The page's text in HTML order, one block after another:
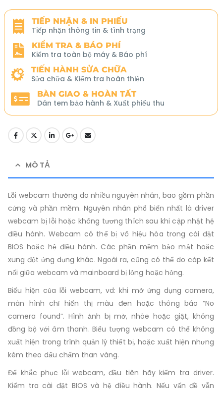
TIẾP NHẬN & IN PHIẾU
Tiếp nhận thông tin & tình trạng
KIỂM TRA & BÁO PHÍ
Kiểm tra toàn bộ máy & Báo phí
TIẾN HÀNH SỬA CHỮA
Sửa chữa & Kiểm tra hoàn thiện
BÀN GIAO & HOÀN TẤT
Dán tem bảo hành & Xuất phiếu thu
MÔ TẢ
Lỗi webcam thường do nhiều nguyên nhân, bao gồm phần
cứng và phần mềm. Nguyên nhân phổ biến nhất là driver
webcam bị lỗi hoặc không tương thích sau khi cập nhật hệ
điều hành. Webcam có thể bị vô hiệu hóa trong cài đặt
BIOS hoặc hệ điều hành. Các phần mềm bảo mật hoặc
xung đột ứng dụng khác. Ngoài ra, cũng có thể do cáp kết
nối giữa webcam và mainboard bị lỏng hoặc hỏng.
Biểu hiện của lỗi webcam, vd: khi mở ứng dụng camera,
màn hình chỉ hiển thị màu đen hoặc thông báo “No
camera found”. Hình ảnh bị mờ, nhòe hoặc giật, không
đồng bộ với âm thanh. Biểu tượng webcam có thể không
xuất hiện trong trình quản lý thiết bị, hoặc xuất hiện nhưng
kèm theo dấu chấm than vàng.
Để khắc phục lỗi webcam, đầu tiên hãy kiểm tra driver.
Kiểm tra cài đặt BIOS và hệ điều hành. Nếu vấn đề vẫn